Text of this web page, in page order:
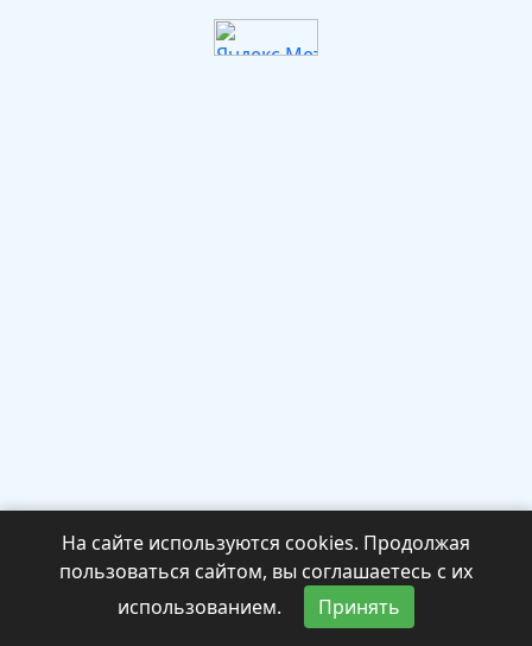
На сайте используются cookies. Продолжая
пользоваться сайтом, вы соглашаетесь с их
использованием.
Принять